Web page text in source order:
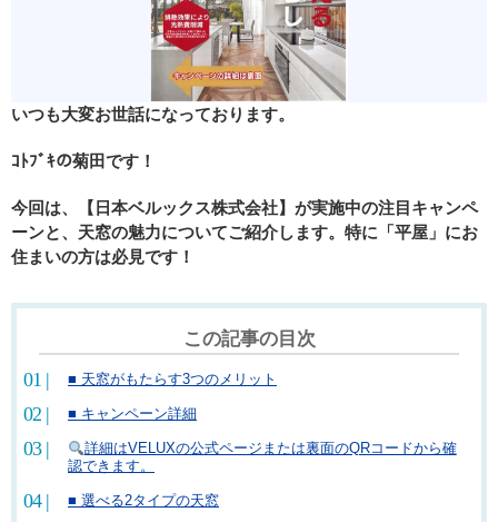
いつも大変お世話になっております。
ｺﾄﾌﾞｷの菊田です！
今回は、【日本ベルックス株式会社】が実施中の注目キャンペ
ーンと、天窓の魅力についてご紹介します。特に「平屋」にお
住まいの方は必見です！
この記事の目次
■ 天窓がもたらす3つのメリット
■ キャンペーン詳細
詳細はVELUXの公式ページまたは裏面のQRコードから確
認できます。
■ 選べる2タイプの天窓